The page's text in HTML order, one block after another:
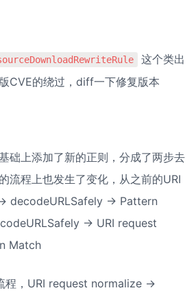
这个类出
CVE的绕过，diff一下修复版本
础上添加了新的正则，分成了两步去
流程上也发生了变化，从之前的URI
decodeURLSafely → Pattern
→ URI request
Match
程，URI request normalize →